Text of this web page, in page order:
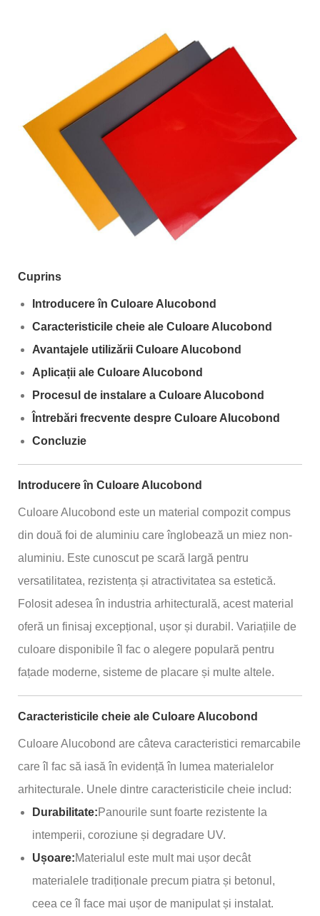
Cuprins
Introducere în Culoare Alucobond
Caracteristicile cheie ale Culoare Alucobond
Avantajele utilizării Culoare Alucobond
Aplicații ale Culoare Alucobond
Procesul de instalare a Culoare Alucobond
Întrebări frecvente despre Culoare Alucobond
Concluzie
Introducere în Culoare Alucobond
Culoare Alucobond este un material compozit compus
din două foi de aluminiu care înglobează un miez non-
aluminiu. Este cunoscut pe scară largă pentru
versatilitatea, rezistența și atractivitatea sa estetică.
Folosit adesea în industria arhitecturală, acest material
oferă un finisaj excepțional, ușor și durabil. Variațiile de
culoare disponibile îl fac o alegere populară pentru
fațade moderne, sisteme de placare și multe altele.
Caracteristicile cheie ale Culoare Alucobond
Culoare Alucobond are câteva caracteristici remarcabile
care îl fac să iasă în evidență în lumea materialelor
arhitecturale. Unele dintre caracteristicile cheie includ:
Durabilitate:Panourile sunt foarte rezistente la
intemperii, coroziune și degradare UV.
Ușoare:Materialul este mult mai ușor decât
materialele tradiționale precum piatra și betonul,
ceea ce îl face mai ușor de manipulat și instalat.